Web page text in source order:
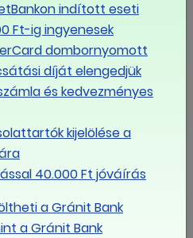
2026
30
6 7 8
indított eseti
Ft-ig ingyenesek
dombornyomott
díját elengedjük
és kedvezményes
kijelölése a
40.000 Ft jóváírás
a Gránit Bank
a Gránit Bank